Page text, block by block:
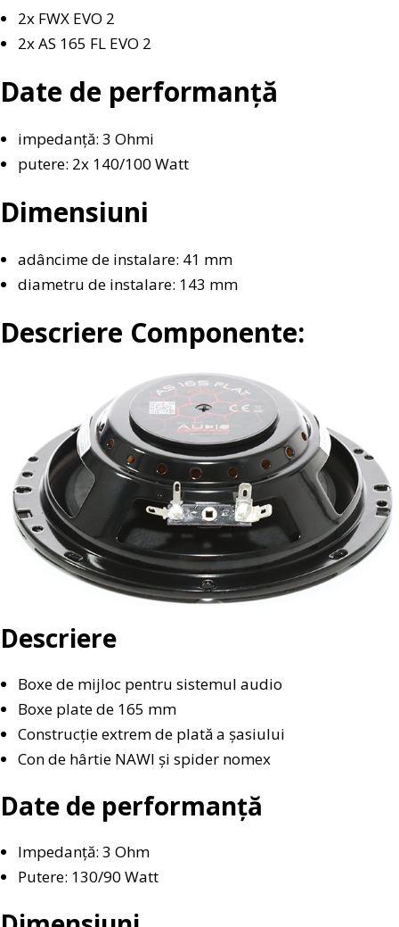
2x FWX EVO 2
2x AS 165 FL EVO 2
Date de performanță
impedanță: 3 Ohmi
putere: 2x 140/100 Watt
Dimensiuni
adâncime de instalare: 41 mm
diametru de instalare: 143 mm
Descriere Componente:
Descriere
Boxe de mijloc pentru sistemul audio
Boxe plate de 165 mm
Construcție extrem de plată a șasiului
Con de hârtie NAWI și spider nomex
Date de performanță
Impedanță: 3 Ohm
Putere: 130/90 Watt